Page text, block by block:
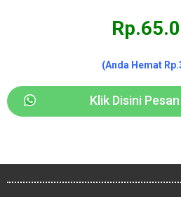
(Anda Hemat
Klik Disini